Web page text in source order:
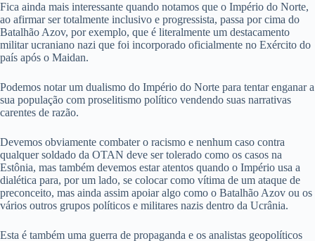
Fica ainda mais interessante quando notamos que o Império do Norte,
ao afirmar ser totalmente inclusivo e progressista, passa por cima do
Batalhão Azov, por exemplo, que é literalmente um destacamento
militar ucraniano nazi que foi incorporado oficialmente no Exército do
país após o Maidan.
Podemos notar um dualismo do Império do Norte para tentar enganar a
sua população com proselitismo político vendendo suas narrativas
carentes de razão.
Devemos obviamente combater o racismo e nenhum caso contra
qualquer soldado da OTAN deve ser tolerado como os casos na
Estônia, mas também devemos estar atentos quando o Império usa a
dialética para, por um lado, se colocar como vítima de um ataque de
preconceito, mas ainda assim apoiar algo como o Batalhão Azov ou os
vários outros grupos políticos e militares nazis dentro da Ucrânia.
Esta é também uma guerra de propaganda e os analistas geopolíticos